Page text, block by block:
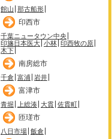
館山 那古船形
印西市
千葉ニュータウン中央
印旛日本医大 小林 印西牧の原
木下
南房総市
千倉 富浦 岩井
富津市
青堀 上総湊 大貫 佐貫町
匝瑳市
八日市場 飯倉